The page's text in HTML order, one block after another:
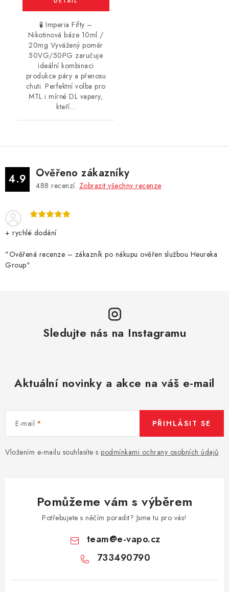
🧪 Imperia Fifty –
Nikotinová báze 10ml /
20mg Vyvážený poměr
50VG/50PG zaručuje
ideální kombinaci
produkce páry a přenosu
chuti. Perfektní volba pro
MTL i mírné DL vapery,
kteří...
4.9 Ověřeno zákazníky
488 recenzí. Zobrazit všechny recenze
+ rychlé dodání
"Ověřená recenze – zákazník po nákupu ověřen službou Heureka
Group"
Sledujte nás na Instagramu
Aktuální novinky a akce na váš e-mail
E-mail
Vložením e-mailu souhlasíte s podmínkami ochrany osobních údajů
PŘIHLÁSIT SE
Pomůžeme vám s výběrem
Potřebujete s něčím poradit? Jsme tu pro vás!
team@e-vapo.cz
733490790